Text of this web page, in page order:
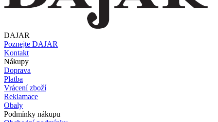
DAJAR
Poznejte DAJAR
Kontakt
Nákupy
Doprava
Platba
Vrácení zboží
Reklamace
Obaly
Podmínky nákupu